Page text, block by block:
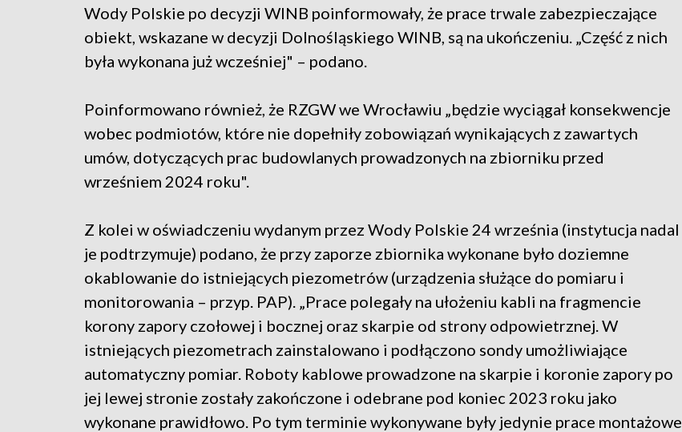
Wody Polskie po decyzji WINB poinformowały, że prace trwale zabezpieczające
obiekt, wskazane w decyzji Dolnośląskiego WINB, są na ukończeniu. „Część z nich
była wykonana już wcześniej" – podano.
Poinformowano również, że RZGW we Wrocławiu „będzie wyciągał konsekwencje
wobec podmiotów, które nie dopełniły zobowiązań wynikających z zawartych
umów, dotyczących prac budowlanych prowadzonych na zbiorniku przed
wrześniem 2024 roku".
Z kolei w oświadczeniu wydanym przez Wody Polskie 24 września (instytucja nadal
je podtrzymuje) podano, że przy zaporze zbiornika wykonane było doziemne
okablowanie do istniejących piezometrów (urządzenia służące do pomiaru i
monitorowania – przyp. PAP). „Prace polegały na ułożeniu kabli na fragmencie
korony zapory czołowej i bocznej oraz skarpie od strony odpowietrznej. W
istniejących piezometrach zainstalowano i podłączono sondy umożliwiające
automatyczny pomiar. Roboty kablowe prowadzone na skarpie i koronie zapory po
jej lewej stronie zostały zakończone i odebrane pod koniec 2023 roku jako
wykonane prawidłowo. Po tym terminie wykonywane były jedynie prace montażowe